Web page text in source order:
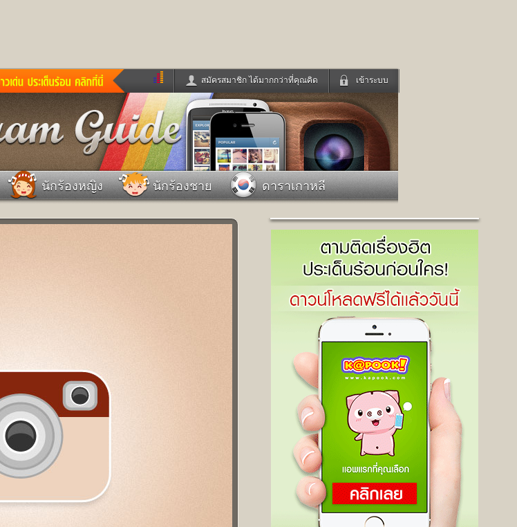
เข้าระบบ
สมัครสมาชิก ได้มากกว่าที่คุณคิด
ข่าวสั้น ข่าวดารา
ดูทีวี
หนังใหม่ ฟังเพลง
ฟังวิทยุออนไลน์
หมากรุกไทย แชทหมากฮอส
Glitter
แต่งงาน
แม่และเด็ก
ทำนายฝัน สุขภาพ
สัตว์เลี้ยง
ผลบอล บ้านและการตกแต่ง
ท่องเที่ยว
Facebook
เข้าระบบด้วย User Kapook
Email
Password
เข้าระบบด้วย Facebook
นักร้องหญิง นักร้องชาย
ดาราเกาหลี